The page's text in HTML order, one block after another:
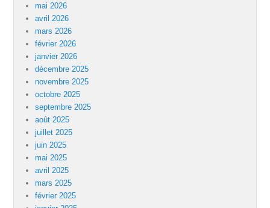
mai 2026
avril 2026
mars 2026
février 2026
janvier 2026
décembre 2025
novembre 2025
octobre 2025
septembre 2025
août 2025
juillet 2025
juin 2025
mai 2025
avril 2025
mars 2025
février 2025